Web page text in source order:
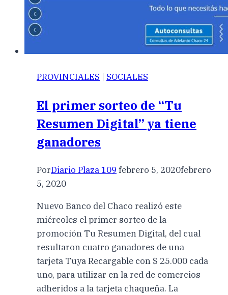
PROVINCIALES | SOCIALES
El primer sorteo de “Tu
Resumen Digital” ya tiene
ganadores
PorDiario Plaza 109 febrero 5, 2020febrero
5, 2020
Nuevo Banco del Chaco realizó este
miércoles el primer sorteo de la
promoción Tu Resumen Digital, del cual
resultaron cuatro ganadores de una
tarjeta Tuya Recargable con $ 25.000 cada
uno, para utilizar en la red de comercios
adheridos a la tarjeta chaqueña. La